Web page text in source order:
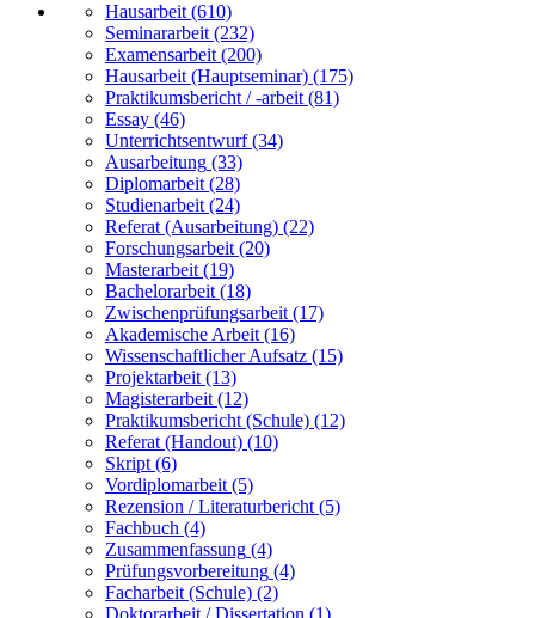
Hausarbeit (610)
Seminararbeit (232)
Examensarbeit (200)
Hausarbeit (Hauptseminar) (175)
Praktikumsbericht / -arbeit (81)
Essay (46)
Unterrichtsentwurf (34)
Ausarbeitung (33)
Diplomarbeit (28)
Studienarbeit (24)
Referat (Ausarbeitung) (22)
Forschungsarbeit (20)
Masterarbeit (19)
Bachelorarbeit (18)
Zwischenprüfungsarbeit (17)
Akademische Arbeit (16)
Wissenschaftlicher Aufsatz (15)
Projektarbeit (13)
Magisterarbeit (12)
Praktikumsbericht (Schule) (12)
Referat (Handout) (10)
Skript (6)
Vordiplomarbeit (5)
Rezension / Literaturbericht (5)
Fachbuch (4)
Zusammenfassung (4)
Prüfungsvorbereitung (4)
Facharbeit (Schule) (2)
Doktorarbeit / Dissertation (1)